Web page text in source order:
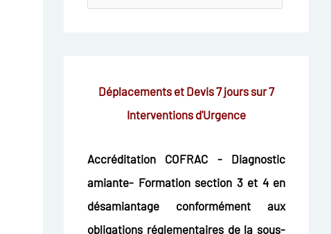
Déplacements et Devis 7 jours sur 7
Interventions d'Urgence
Accréditation COFRAC - Diagnostic
amiante- Formation section 3 et 4 en
désamiantage conformément aux
obligations réglementaires de la sous-